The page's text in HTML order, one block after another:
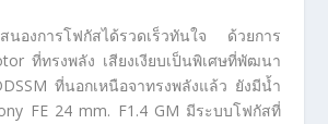
องการโฟกัสได้รวดเร็วทันใจ ด้วยการ
ที่ทรงพลัง เสียงเงียบเป็นพิเศษที่พัฒนา
ที่นอกเหนือจาทรงพลังแล้ว ยังมีน้ำ
FE 24 mm. F1.4 GM มีระบบโฟกัสที่